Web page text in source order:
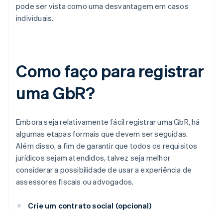
pode ser vista como uma desvantagem em casos
individuais.
Como faço para registrar
uma GbR?
Embora seja relativamente fácil registrar uma GbR, há
algumas etapas formais que devem ser seguidas.
Além disso, a fim de garantir que todos os requisitos
jurídicos sejam atendidos, talvez seja melhor
considerar a possibilidade de usar a experiência de
assessores fiscais ou advogados.
Crie um contrato social (opcional)